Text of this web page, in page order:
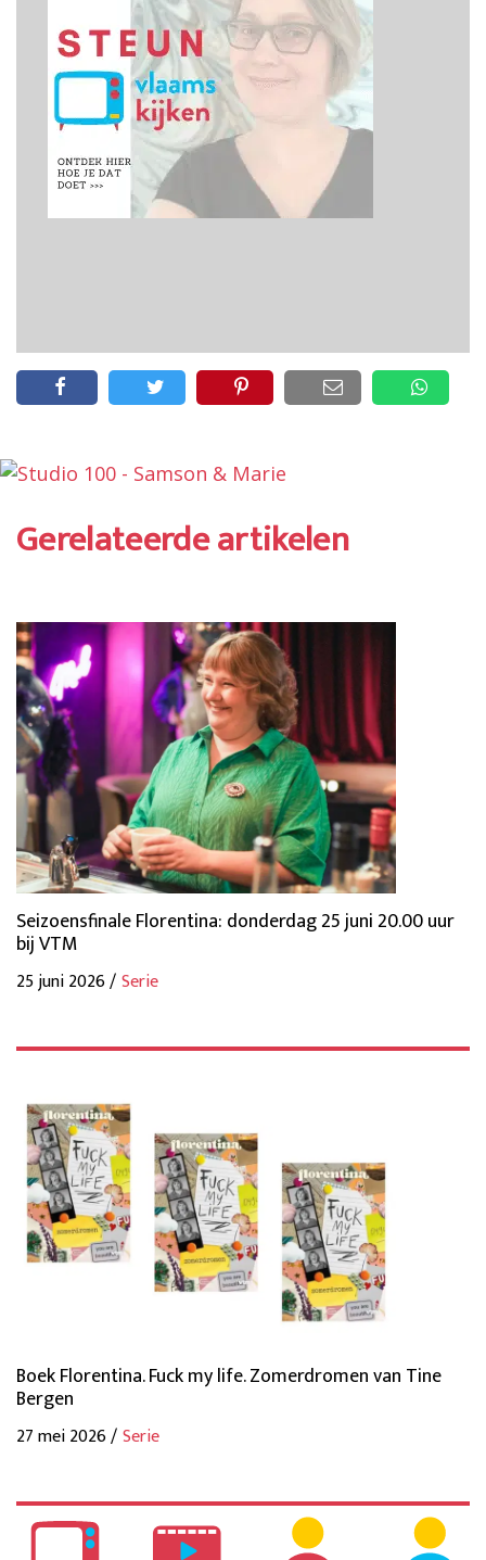
Gerelateerde artikelen
Seizoensfinale Florentina: donderdag 25 juni 20.00 uur
bij VTM
25 juni 2026 /Serie
Boek Florentina. Fuck my life. Zomerdromen van Tine
Bergen
27 mei 2026 /Serie